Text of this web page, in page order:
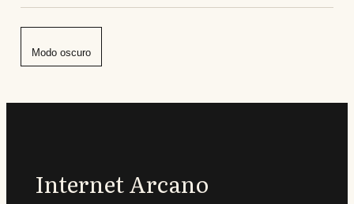
Modo oscuro
Internet Arcano